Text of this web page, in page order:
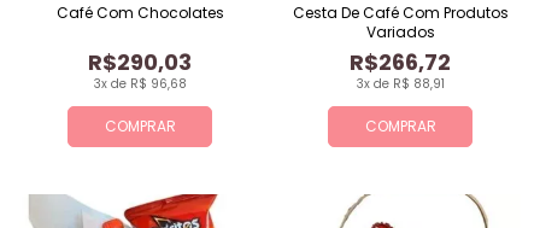
COMPRAR
3x de R$ 96,68
R$290,03
Café Com Chocolates
COMPRAR
3x de R$ 88,91
R$266,72
Cesta De Café Com Produtos
Variados